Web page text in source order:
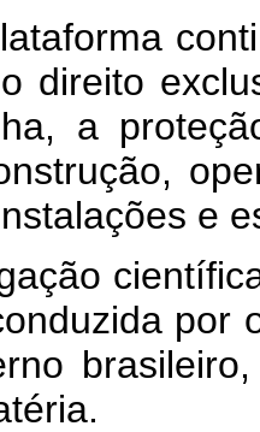
direito
a
e
por